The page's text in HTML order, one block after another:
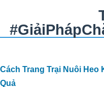
Cách Trang Trại Nuôi
Quả